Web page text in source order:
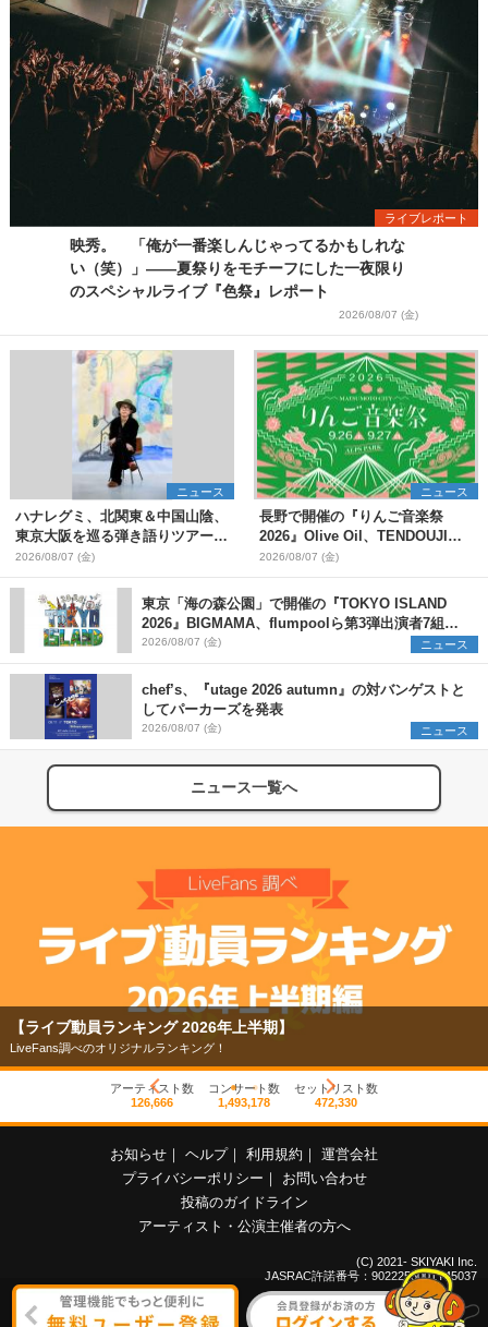
ライブレポート
映秀。 「俺が一番楽しんじゃってるかもしれな
い（笑）」――夏祭りをモチーフにした一夜限り
のスペシャルライブ『色祭』レポート
2026/08/07 (金)
ニュース
ハナレグミ、北関東＆中国山陰、
東京大阪を巡る弾き語りツアー10
月より開催決定
2026/08/07 (金)
ニュース
長野で開催の『りんご音楽祭
2026』Olive Oil、TENDOUJIら
第11弾出演アーティスト（16組）
を発表
2026/08/07 (金)
東京「海の森公園」で開催の『TOKYO ISLAND
2026』BIGMAMA、flumpoolら第3弾出演者7組を
発表 ワークショップ・アート出展者を募集
2026/08/07 (金) ニュース
chef’s、『utage 2026 autumn』の対バンゲストと
してパーカーズを発表
2026/08/07 (金) ニュース
ニュース一覧へ
【ライブ動員ランキング 2026年上半期】
LiveFans調べのオリジナルランキング！
アーティスト数
126,666
コンサート数
1,493,178
セットリスト数
472,330
お知らせ ｜ ヘルプ｜ 利用規約 ｜ 運営会社
プライバシーポリシー ｜
お問い合わせ
投稿のガイドライン
アーティスト・公演主催者の方へ
(C) 2021- SKIYAKI Inc.
JASRAC許諾番号：9022255001Y45037